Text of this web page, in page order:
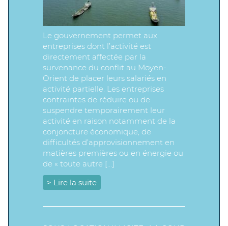
Le gouvernement permet aux
entreprises dont l’activité est
directement affectée par la
survenance du conflit au Moyen-
Orient de placer leurs salariés en
activité partielle. Les entreprises
contraintes de réduire ou de
suspendre temporairement leur
activité en raison notamment de la
conjoncture économique, de
difficultés d’approvisionnement en
matières premières ou en énergie ou
de « toute autre […]
> Lire la suite